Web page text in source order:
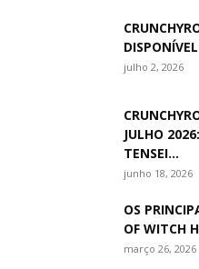
julho 2, 2026
JULHO
TENSEI...
junho 18, 2026
OS
OF WITCH
março 26, 2026